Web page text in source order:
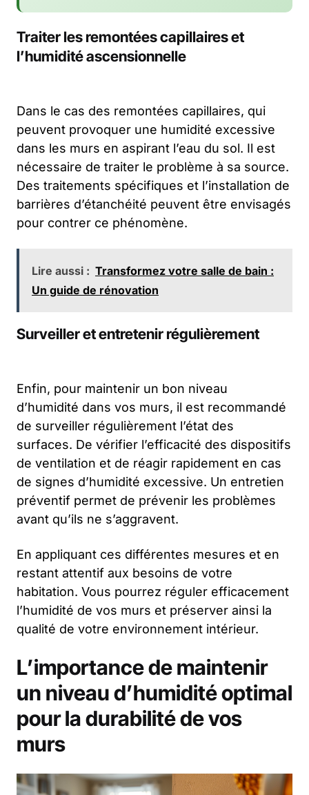
Traiter les remontées capillaires et
l’humidité ascensionnelle
Dans le cas des remontées capillaires, qui
peuvent provoquer une humidité excessive
dans les murs en aspirant l’eau du sol. Il est
nécessaire de traiter le problème à sa source.
Des traitements spécifiques et l’installation de
barrières d’étanchéité peuvent être envisagés
pour contrer ce phénomène.
Lire aussi : Transformez votre salle de bain :
Un guide de rénovation
Surveiller et entretenir régulièrement
Enfin, pour maintenir un bon niveau
d’humidité dans vos murs, il est recommandé
de surveiller régulièrement l’état des
surfaces. De vérifier l’efficacité des dispositifs
de ventilation et de réagir rapidement en cas
de signes d’humidité excessive. Un entretien
préventif permet de prévenir les problèmes
avant qu’ils ne s’aggravent.
En appliquant ces différentes mesures et en
restant attentif aux besoins de votre
habitation. Vous pourrez réguler efficacement
l’humidité de vos murs et préserver ainsi la
qualité de votre environnement intérieur.
L’importance de maintenir
un niveau d’humidité optimal
pour la durabilité de vos
murs